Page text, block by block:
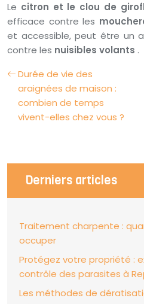
Le citron et le clou de
efficace contre les
et accessible, peut être un
contre les nuisibles volants .
Durée de vie des
araignées de maison :
combien de temps
vivent-elles chez vous ?
Derniers articles
Traitement charpente :
occuper
Protégez votre propriété :
contrôle des parasites à
Les méthodes de